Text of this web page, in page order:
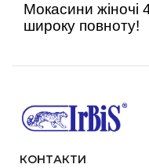
Мокасини жіночі
широку повноту!
КОНТАКТИ